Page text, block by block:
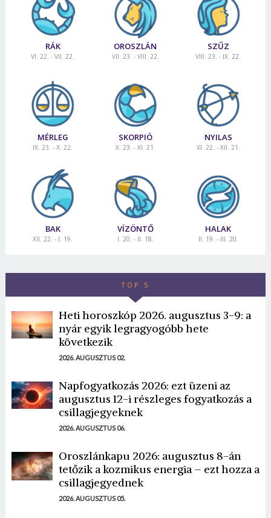
RÁK
VI. 22. - VII. 22.
OROSZLÁN
VII. 23. - VIII. 22.
SZŰZ
VIII. 23. - IX. 22.
MÉRLEG
IX. 23. - X. 22.
SKORPIÓ
X. 23. - XI. 21.
NYILAS
XI. 22. - XII. 21.
BAK
XII. 22. - I. 19.
VÍZÖNTŐ
I. 20. - II. 18.
HALAK
II. 19. - III. 20.
TOP 5
Heti horoszkóp 2026. augusztus 3-9: a
nyár egyik legragyogóbb hete
következik
2026. AUGUSZTUS 02.
Napfogyatkozás 2026: ezt üzeni az
augusztus 12-i részleges fogyatkozás a
csillagjegyeknek
2026. AUGUSZTUS 06.
Oroszlánkapu 2026: augusztus 8-án
tetőzik a kozmikus energia – ezt hozza a
csillagjegyednek
2026. AUGUSZTUS 05.
Jelszó